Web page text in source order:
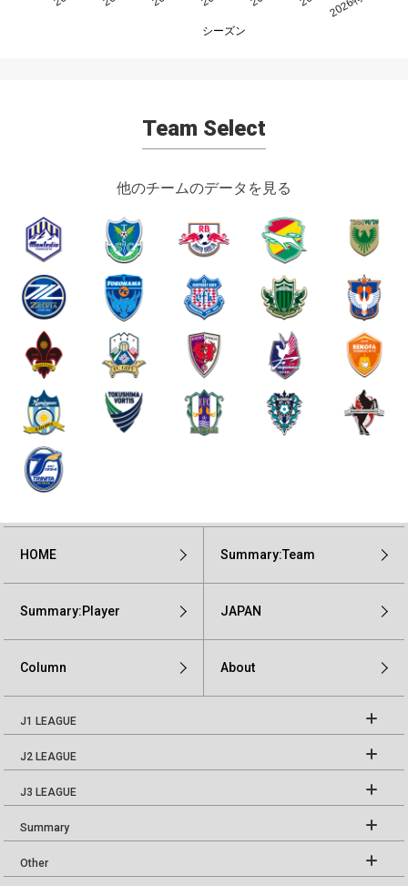
シーズン
Team Select
他のチームのデータを見る
HOME Summary:Team
Summary:Player JAPAN
Column About
J1 LEAGUE
J2 LEAGUE
J3 LEAGUE
Summary
Other